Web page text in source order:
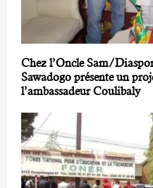
Chez l’Oncle Sam/
Sawadogo présente un
l’ambassadeur Coulibaly